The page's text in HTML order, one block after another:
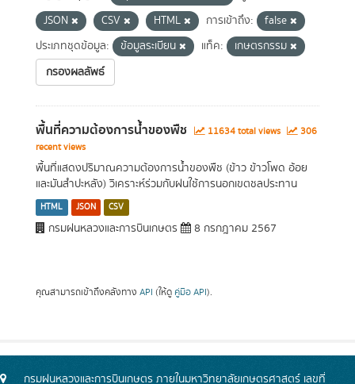
JSON
CSV HTML การเข้าถึง:
false
ประเภทชุดข้อมูล:
ข้อมูลระเบียน แท็ค:
เกษตรกรรม
กรองผลลัพธ์
พื้นที่ความต้องการน้ำของพืช 11634 total views
306
recent views
พื้นที่แสดงปริมาณความต้องการน้ำของพืช (ข้าว ข้าวโพด อ้อย
และมันสำปะหลัง) วิเคราะห์ร่วมกับฝนใช้การนอกเขตชลประทาน
HTML JSON CSV
กรมฝนหลวงและการบินเกษตร 8 กรกฎาคม 2567
คุณสามารถเข้าถึงคลังทาง API (ให้ดู คู่มือ API).
กรมฝนหลวงและการบินเกษตร ภายในมหาวิทยาลัยเกษตรศาสตร์ เลขที่